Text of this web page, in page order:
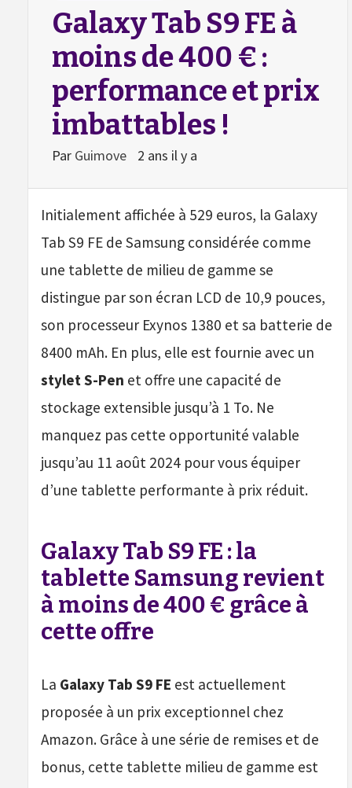
Galaxy Tab S9 FE à
moins de 400 € :
performance et prix
imbattables !
Par Guimove 2 ans il y a
Initialement affichée à 529 euros, la Galaxy
Tab S9 FE de Samsung considérée comme
une tablette de milieu de gamme se
distingue par son écran LCD de 10,9 pouces,
son processeur Exynos 1380 et sa batterie de
8400 mAh. En plus, elle est fournie avec un
stylet S-Pen et offre une capacité de
stockage extensible jusqu’à 1 To. Ne
manquez pas cette opportunité valable
jusqu’au 11 août 2024 pour vous équiper
d’une tablette performante à prix réduit.
Galaxy Tab S9 FE : la
tablette Samsung revient
à moins de 400 € grâce à
cette offre
La Galaxy Tab S9 FE est actuellement
proposée à un prix exceptionnel chez
Amazon. Grâce à une série de remises et de
bonus, cette tablette milieu de gamme est